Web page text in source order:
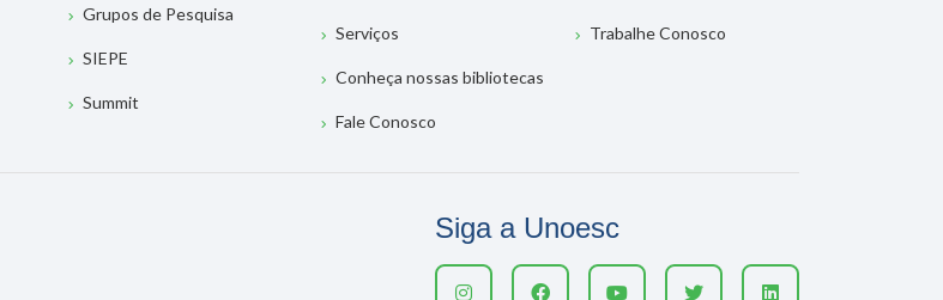
Grupos de Pesquisa
SIEPE
Summit
Serviços
Conheça nossas bibliotecas
Fale Conosco
Trabalhe Conosco
Siga a Unoesc